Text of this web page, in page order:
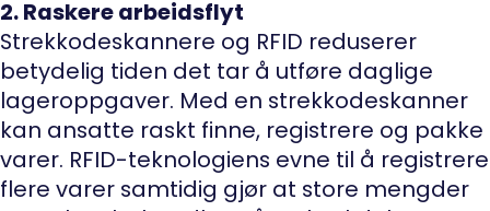
2. Raskere arbeidsflyt
Strekkodeskannere og RFID reduserer
betydelig tiden det tar å utføre daglige
lageroppgaver. Med en strekkodeskanner
kan ansatte raskt finne, registrere og pakke
varer. RFID-teknologiens evne til å registrere
flere varer samtidig gjør at store mengder